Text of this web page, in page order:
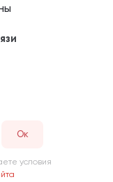
условия